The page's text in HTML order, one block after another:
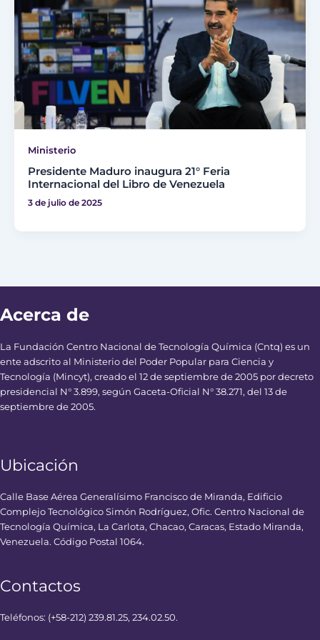
Ministerio
Presidente Maduro inaugura 21° Feria
Internacional del Libro de Venezuela
3 de julio de 2025
Acerca de
La Fundación Centro Nacional de Tecnología Química (Cntq) es un
ente adscrito al Ministerio del Poder Popular para Ciencia y
Tecnología (Mincyt), creado el 12 de septiembre de 2005 por decreto
presidencial N° 3.899, según Gaceta-Oficial N° 38.271, del 13 de
septiembre de 2005.
Ubicación
Calle Base Aérea Generalísimo Francisco de Miranda, Edificio
Complejo Tecnológico Simón Rodríguez, Ofic. Centro Nacional de
Tecnología Química, La Carlota, Chacao, Caracas, Estado Miranda,
Venezuela. Código Postal 1064.
Contactos
Teléfonos: (+58-212) 239.81.25, 234.02.50.